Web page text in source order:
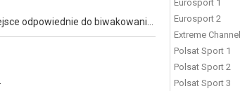
Eurosport 1
Eurosport 2
Extreme Channel
Polsat Sport 1
Polsat Sport 2
Polsat Sport 3